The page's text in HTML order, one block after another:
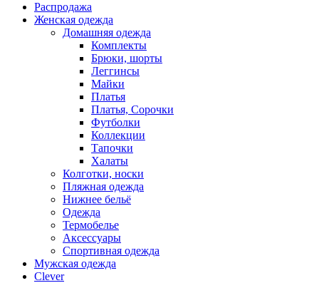
Распродажа
Женская одежда
Домашняя одежда
Комплекты
Брюки, шорты
Леггинсы
Майки
Платья
Платья, Сорочки
Футболки
Коллекции
Тапочки
Халаты
Колготки, носки
Пляжная одежда
Нижнее бельё
Одежда
Термобелье
Аксессуары
Спортивная одежда
Мужская одежда
Clever